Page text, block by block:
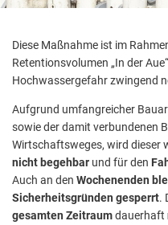
Diese Maßnahme ist im
Retentionsvolumen „In der
Hochwassergefahr zwingend
Aufgrund umfangreicher
sowie der damit verbundenen
Wirtschaftsweges, wird dieser
nicht begehbar und für den
Auch an den Wochenenden
Sicherheitsgründen gesperrt.
gesamten Zeitraumdauerhaft